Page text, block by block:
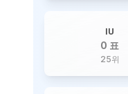
IU
0 표
25위